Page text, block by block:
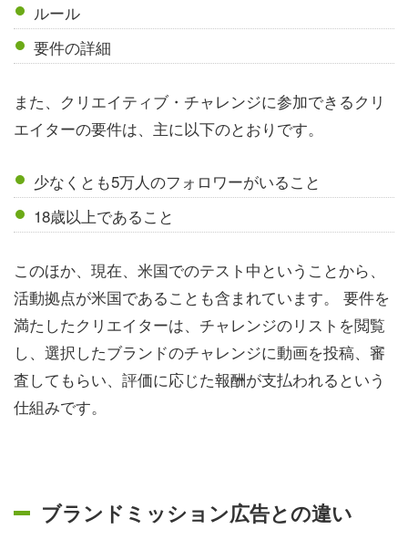
ルール
要件の詳細
また、クリエイティブ・チャレンジに参加できるクリ
エイターの要件は、主に以下のとおりです。
少なくとも5万人のフォロワーがいること
18歳以上であること
このほか、現在、米国でのテスト中ということから、
活動拠点が米国であることも含まれています。 要件を
満たしたクリエイターは、チャレンジのリストを閲覧
し、選択したブランドのチャレンジに動画を投稿、審
査してもらい、評価に応じた報酬が支払われるという
仕組みです。
ブランドミッション広告との違い